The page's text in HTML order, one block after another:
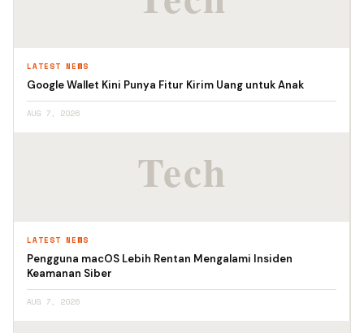
LATEST NEWS
Google Wallet Kini Punya Fitur Kirim Uang untuk Anak
AUG 7, 2026
LATEST NEWS
Pengguna macOS Lebih Rentan Mengalami Insiden
Keamanan Siber
AUG 7, 2026